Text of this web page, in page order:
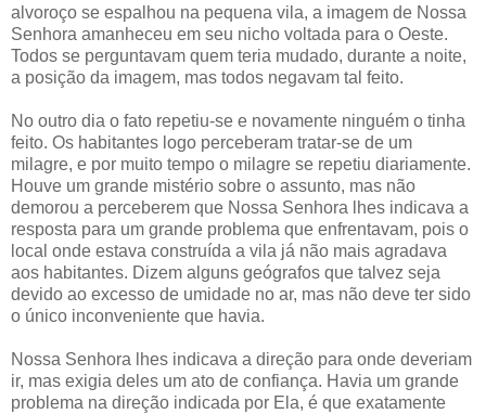
alvoroço se espalhou na pequena vila, a imagem de Nossa
Senhora amanheceu em seu nicho voltada para o Oeste.
Todos se perguntavam quem teria mudado, durante a noite,
a posição da imagem, mas todos negavam tal feito.
No outro dia o fato repetiu-se e novamente ninguém o tinha
feito. Os habitantes logo perceberam tratar-se de um
milagre, e por muito tempo o milagre se repetiu diariamente.
Houve um grande mistério sobre o assunto, mas não
demorou a perceberem que Nossa Senhora lhes indicava a
resposta para um grande problema que enfrentavam, pois o
local onde estava construída a vila já não mais agradava
aos habitantes. Dizem alguns geógrafos que talvez seja
devido ao excesso de umidade no ar, mas não deve ter sido
o único inconveniente que havia.
Nossa Senhora lhes indicava a direção para onde deveriam
ir, mas exigia deles um ato de confiança. Havia um grande
problema na direção indicada por Ela, é que exatamente